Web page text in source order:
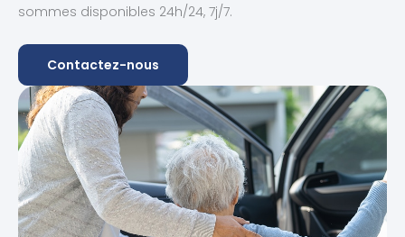
sommes disponibles 24h/24, 7j/7.
Contactez-nous